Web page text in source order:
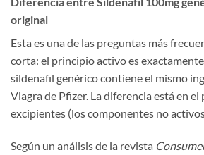
original
Esta es una de las preguntas más
corta: el principio activo es
sildenafil genérico contiene el mismo
Viagra de Pfizer. La diferencia está en el
excipientes (los componentes no
Según un análisis de la revista